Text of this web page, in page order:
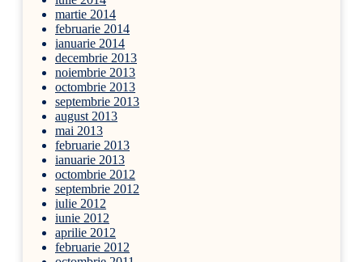
martie 2014
februarie 2014
ianuarie 2014
decembrie 2013
noiembrie 2013
octombrie 2013
septembrie 2013
august 2013
mai 2013
februarie 2013
ianuarie 2013
octombrie 2012
septembrie 2012
iulie 2012
iunie 2012
aprilie 2012
februarie 2012